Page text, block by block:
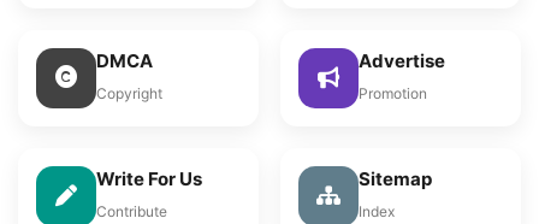
DMCA
Copyright
Advertise
Promotion
Write For Us
Contribute
Sitemap
Index